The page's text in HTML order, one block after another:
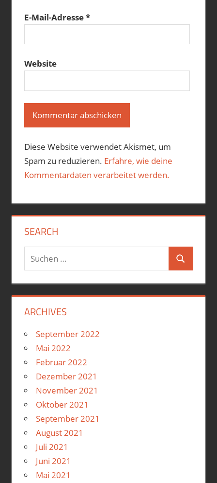
E-Mail-Adresse*
Website
Diese Website verwendet Akismet, um
Spam zu reduzieren. Erfahre, wie deine
Kommentardaten verarbeitet werden.
SEARCH
Suchen
nach:
Suchen
ARCHIVES
September 2022
Mai 2022
Februar 2022
Dezember 2021
November 2021
Oktober 2021
September 2021
August 2021
Juli 2021
Juni 2021
Mai 2021